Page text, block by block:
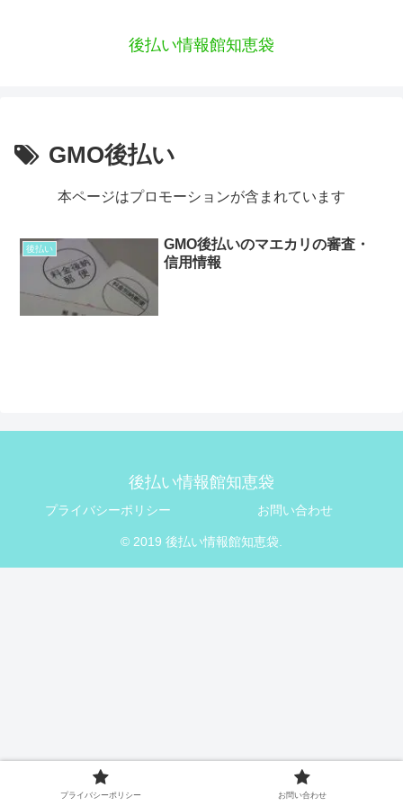
後払い情報館知恵袋
GMO後払い
本ページはプロモーションが含まれています
後払い
GMO後払いのマエカリの審査・
信用情報
後払い情報館知恵袋
プライバシーポリシー お問い合わせ
© 2019 後払い情報館知恵袋.
プライバシーポリシー お問い合わせ